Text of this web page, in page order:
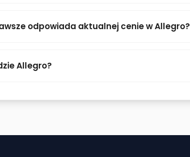
odpowiada aktualnej cenie w Allegro?
Allegro?